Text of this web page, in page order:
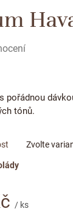
/ ks
Zvolte
s pořádnou
tónů.